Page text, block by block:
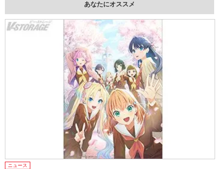
あなたにオススメ
ニュース